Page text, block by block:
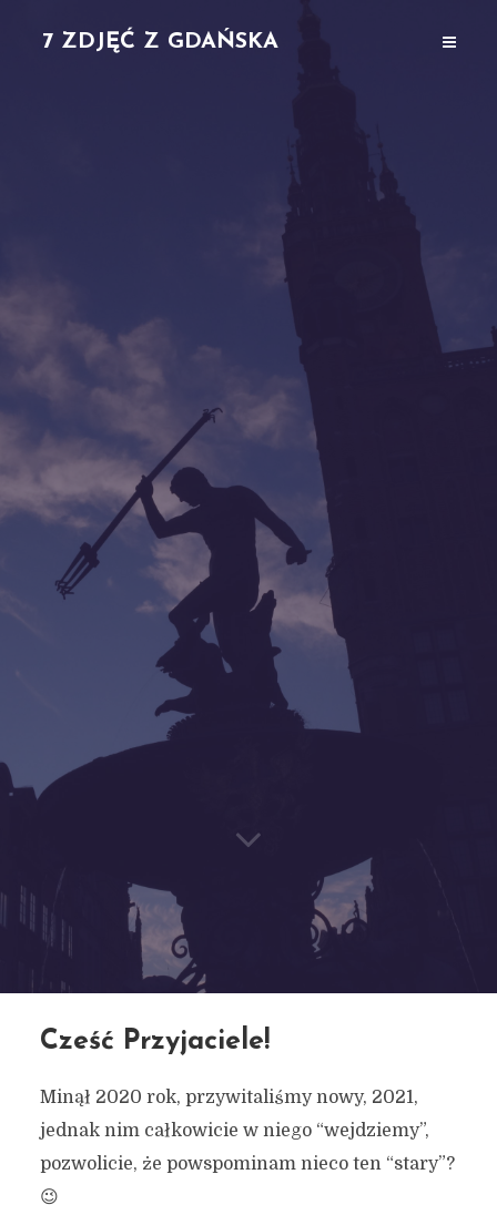
7 ZDJĘĆ Z GDAŃSKA
Cześć Przyjaciele!
Minął 2020 rok, przywitaliśmy nowy, 2021,
jednak nim całkowicie w niego “wejdziemy”,
pozwolicie, że powspominam nieco ten “stary”?
😉